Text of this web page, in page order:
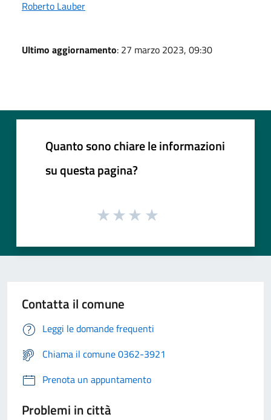
Roberto Lauber
Ultimo aggiornamento: 27 marzo 2023, 09:30
Quanto sono chiare le informazioni
su questa pagina?
Contatta il comune
Leggi le domande frequenti
Chiama il comune 0362-3921
Prenota un appuntamento
Problemi in città